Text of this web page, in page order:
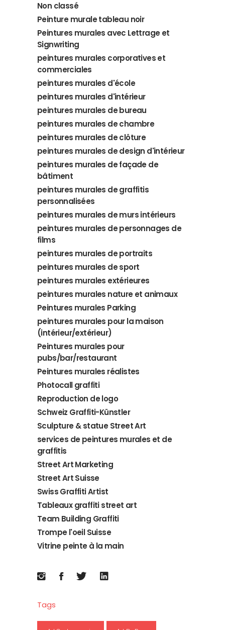
Non classé
Peinture murale tableau noir
Peintures murales avec Lettrage et
Signwriting
peintures murales corporatives et
commerciales
peintures murales d'école
peintures murales d'intérieur
peintures murales de bureau
peintures murales de chambre
peintures murales de clôture
peintures murales de design d'intérieur
peintures murales de façade de
bâtiment
peintures murales de graffitis
personnalisées
peintures murales de murs intérieurs
peintures murales de personnages de
films
peintures murales de portraits
peintures murales de sport
peintures murales extérieures
peintures murales nature et animaux
Peintures murales Parking
peintures murales pour la maison
(intérieur/extérieur)
Peintures murales pour
pubs/bar/restaurant
Peintures murales réalistes
Photocall graffiti
Reproduction de logo
Schweiz Graffiti-Künstler
Sculpture & statue Street Art
services de peintures murales et de
graffitis
Street Art Marketing
Street Art Suisse
Swiss Graffiti Artist
Tableaux graffiti street art
Team Building Graffiti
Trompe l'oeil Suisse
Vitrine peinte à la main
Tags